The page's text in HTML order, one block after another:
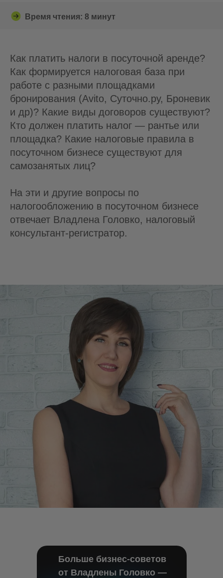
Время чтения: 8 минут
Как платить налоги в посуточной аренде?
Как формируется налоговая база при
работе с разными площадками
бронирования (Avito, Суточно.ру, Броневик
и др)? Какие виды договоров существуют?
Кто должен платить налог — рантье или
площадка? Какие налоговые правила в
посуточном бизнесе существуют для
самозанятых лиц?
На эти и другие вопросы по
налогообложению в посуточном бизнесе
отвечает Владлена Головко, налоговый
консультант-регистратор.
Больше бизнес-советов
от Владлены Головко —